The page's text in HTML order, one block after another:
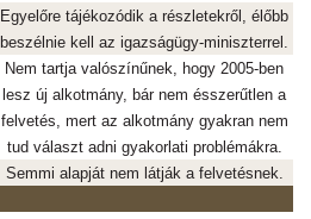
Egyelőre tájékozódik a részletekről, élőbb
beszélnie kell az igazságügy-miniszterrel.
Nem tartja valószínűnek, hogy 2005-ben
lesz új alkotmány, bár nem ésszerűtlen a
felvetés, mert az alkotmány gyakran nem
tud választ adni gyakorlati problémákra.
Semmi alapját nem látják a felvetésnek.